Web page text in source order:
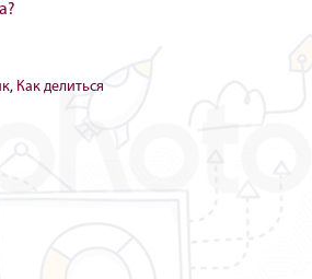
, Как делиться